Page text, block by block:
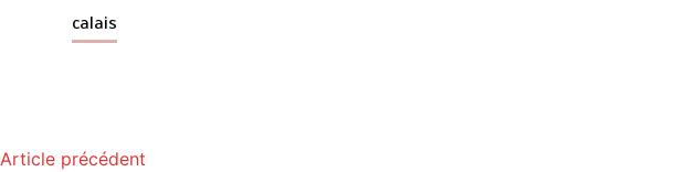
calais
Article précédent